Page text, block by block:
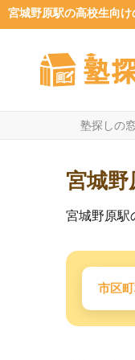
宮城野原駅の高校生向け
塾探しの
宮城
宮城野原駅
市区